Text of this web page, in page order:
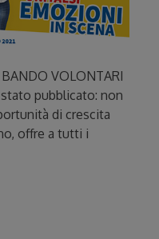
VOLONTARI
pubblicato: non
di crescita
offre a tutti i